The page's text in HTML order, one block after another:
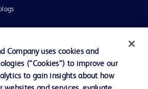
Company uses cookies and
(“Cookies”) to improve our
to gain insights about how